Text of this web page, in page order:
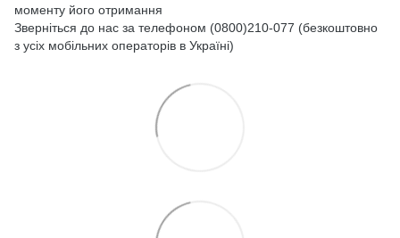
моменту його отримання
Зверніться до нас за телефоном (0800)210-077 (безкоштовно
з усіх мобільних операторів в Україні)